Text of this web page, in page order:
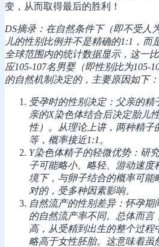
变，从而取得最后的胜利！
DS摘录：在自然条件下（即不受人
儿的性别比例并不是精确的1:1，而
全球范围内的统计数据显示，这一
应105-107名男婴（即性别比为105-
的自然机制决定的，主要原因如下：
受孕时的性别决定：父亲的精
亲的X染色体结合后决定胎儿
性）。从理论上讲，两种精子
等，概率接近1:1。
Y染色体精子的轻微优势：研
子可能略小、略轻、游动速度
境下，与卵子结合的概率可能
对的，受多种因素影响。
自然流产的性别差异：怀孕期
的自然流产率不同。总体而言
高，从受精到出生的整个过程
略高于女性胚胎。这意味着虽